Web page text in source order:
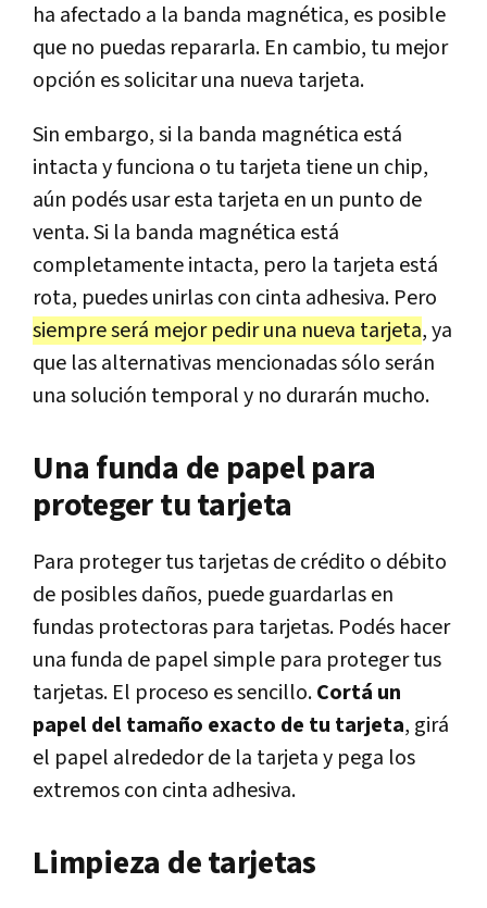
ha afectado a la banda magnética, es posible
que no puedas repararla. En cambio, tu mejor
opción es solicitar una nueva tarjeta.
Sin embargo, si la banda magnética está
intacta y funciona o tu tarjeta tiene un chip,
aún podés usar esta tarjeta en un punto de
venta. Si la banda magnética está
completamente intacta, pero la tarjeta está
rota, puedes unirlas con cinta adhesiva. Pero
siempre será mejor pedir una nueva tarjeta, ya
que las alternativas mencionadas sólo serán
una solución temporal y no durarán mucho.
Una funda de papel para
proteger tu tarjeta
Para proteger tus tarjetas de crédito o débito
de posibles daños, puede guardarlas en
fundas protectoras para tarjetas. Podés hacer
una funda de papel simple para proteger tus
tarjetas. El proceso es sencillo.Cortá un
papel del tamaño exacto de tu tarjeta, girá
el papel alrededor de la tarjeta y pega los
extremos con cinta adhesiva.
Limpieza de tarjetas